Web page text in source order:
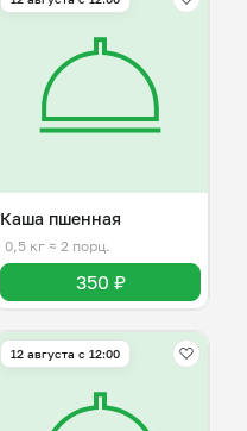
Каша пшенная
0,5 кг ≈ 2 порц.
350 ₽
12 августа с 12:00